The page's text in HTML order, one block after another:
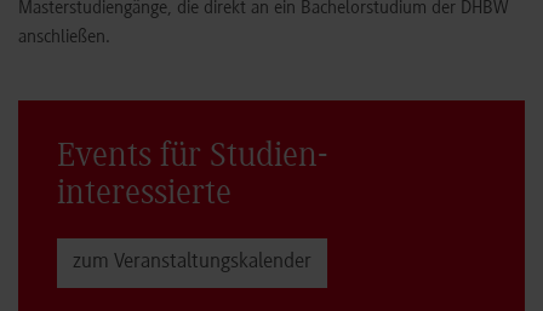
Masterstudiengänge, die direkt an ein Bachelorstudium der DHBW
anschließen.
Events für Studien­
interessierte
zum Veranstaltungs­kalender